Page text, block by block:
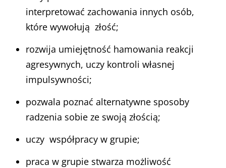
interpretować zachowania innych osób,
które wywołują złość;
rozwija umiejętność hamowania reakcji
agresywnych, uczy kontroli własnej
impulsywności;
pozwala poznać alternatywne sposoby
radzenia sobie ze swoją złością;
uczy współpracy w grupie;
praca w grupie stwarza możliwość